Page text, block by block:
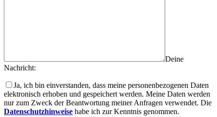
Deine
Nachricht:
Ja, ich bin einverstanden, dass meine personenbezogenen Daten
elektronisch erhoben und gespeichert werden. Meine Daten werden
nur zum Zweck der Beantwortung meiner Anfragen verwendet. Die
Datenschutzhinweise habe ich zur Kenntnis genommen.